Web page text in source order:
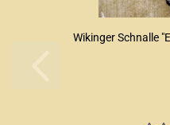
Wikinger Schnalle